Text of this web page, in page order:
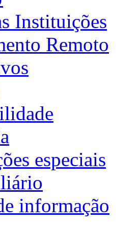
Instituições
Remoto
especiais
informação